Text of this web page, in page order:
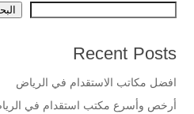
Recent Posts
افضل مكاتب الاستقدام في الرياض
أرخص وأسرع مكتب استقدام في